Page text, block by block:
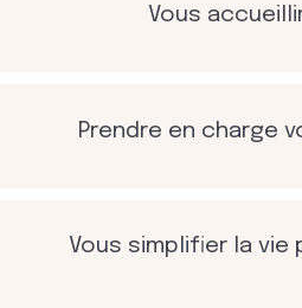
Vous
Prendre en charge
Vous simplifier la